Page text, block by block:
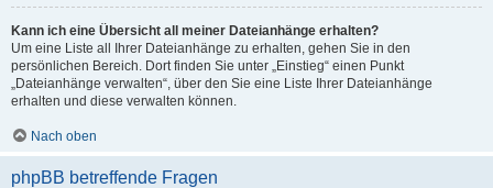
Kann ich eine Übersicht all meiner Dateianhänge erhalten?
Um eine Liste all Ihrer Dateianhänge zu erhalten, gehen Sie in den
persönlichen Bereich. Dort finden Sie unter „Einstieg“ einen Punkt
„Dateianhänge verwalten“, über den Sie eine Liste Ihrer Dateianhänge
erhalten und diese verwalten können.
Nach oben
phpBB betreffende Fragen